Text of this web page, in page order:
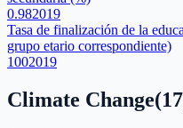
0.982019
Tasa de finalización de la
grupo etario correspondiente)
1002019
Climate Change(17